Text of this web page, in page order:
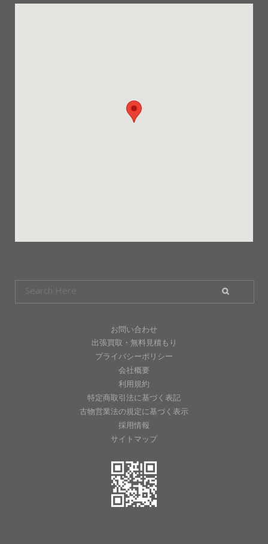
お問い合わせ
出張買取・無料見積もり
プライバシーポリシー
会社概要
利用規約
特定商取引法に基づく表記
古物営業法の規定に基づく表示
採用情報
サイトマップ